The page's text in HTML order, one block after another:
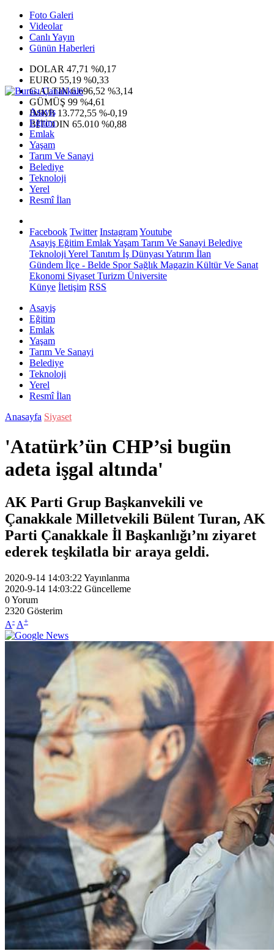
Foto Galeri
Videolar
Canlı Yayın
Günün Haberleri
DOLAR 47,71 %0,17
EURO 55,19 %0,33
G.ALTIN6.696,52 %3,14
GÜMÜŞ 99 %4,61
IMKB 13.772,55 %-0,19
BITCOIN 65.010 %0,88
Asayiş
Eğitim
Emlak
Yaşam
Tarım Ve Sanayi
Belediye
Teknoloji
Yerel
Resmî İlan
Facebook Twitter InstagramYoutube
Asayiş Eğitim EmlakYaşam Tarım Ve Sanayi Belediye
Teknoloji Yerel Tanıtım İş Dünyası Yatırım İlan
Gündem İlçe - Belde SporSağlık Magazin Kültür Ve Sanat
Ekonomi Siyaset Turizm Üniversite
Künye İletişim RSS
Asayiş
Eğitim
Emlak
Yaşam
Tarım Ve Sanayi
Belediye
Teknoloji
Yerel
Resmî İlan
Anasayfa Siyaset
'Atatürk’ün CHP’si bugün
adeta işgal altında'
AK Parti Grup Başkanvekili ve
Çanakkale Milletvekili Bülent Turan, AK
Parti Çanakkale İl Başkanlığı’nı ziyaret
ederek teşkilatla bir araya geldi.
2020-9-14 14:03:22 Yayınlanma
2020-9-14 14:03:22 Güncelleme
0Yorum
2320 Gösterim
A- A+